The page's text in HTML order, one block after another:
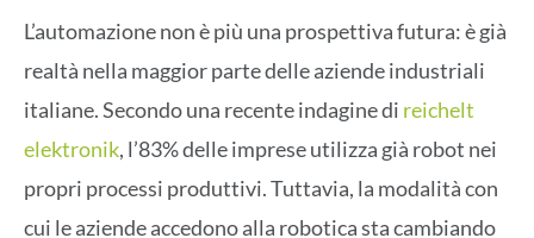
L’automazione non è più una prospettiva futura: è già
realtà nella maggior parte delle aziende industriali
italiane. Secondo una recente indagine di reichelt
elektronik, l’83% delle imprese utilizza già robot nei
propri processi produttivi. Tuttavia, la modalità con
cui le aziende accedono alla robotica sta cambiando